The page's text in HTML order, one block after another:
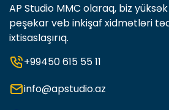
AP Studio MMC olaraq, biz
peşəkar veb inkişaf xidmətləri
ixtisaslaşırıq.
+99450 615 55 11
info@apstudio.az